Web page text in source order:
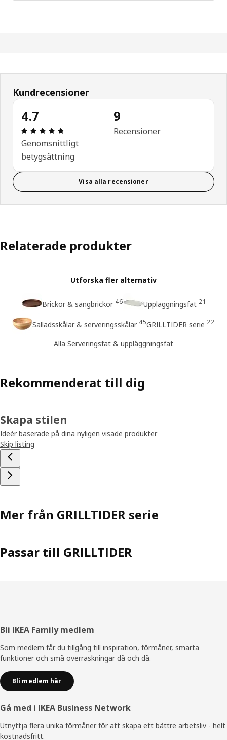
Kundrecensioner
4.7
Recension: 4.7 utav 5 stjärnor. Totalt antal
Genomsnittligt
betygsättning
9
Recensioner
Visa alla recensioner
Relaterade produkter
Utforska fler alternativ
Brickor & sängbrickor 46 Uppläggningsfat 21
Salladsskålar & serveringsskålar 45GRILLTIDER serie 22
Alla Serveringsfat & uppläggningsfat
Rekommenderat till dig
Skapa stilen
Ideér baserade på dina nyligen visade produkter
Skip listing
Mer från GRILLTIDER serie
Passar till GRILLTIDER
Sidfot
Bli IKEA Family medlem
Som medlem får du tillgång till inspiration, förmåner, smarta
funktioner och små överraskningar då och då.
Bli medlem här
Gå med i IKEA Business Network
Utnyttja flera unika förmåner för att skapa ett bättre arbetsliv - helt
kostnadsfritt.